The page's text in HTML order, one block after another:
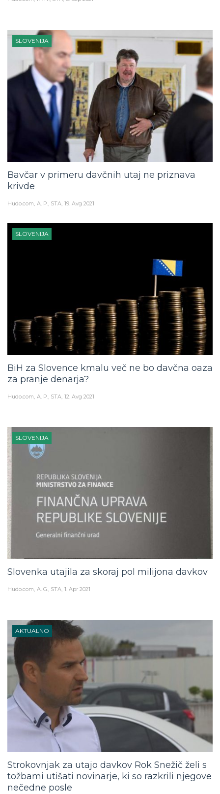
SLOVENIJA
Bavčar v primeru davčnih utaj ne priznava
krivde
Hudo.com A. P., STA 19. Avg 2021
SLOVENIJA
BiH za Slovence kmalu več ne bo davčna oaza
za pranje denarja?
Hudo.com A. P., STA 12. Avg 2021
SLOVENIJA
Slovenka utajila za skoraj pol milijona davkov
Hudo.com A. G., STA 1. Apr 2021
AKTUALNO
Strokovnjak za utajo davkov Rok Snežič želi s
tožbami utišati novinarje, ki so razkrili njegove
nečedne posle